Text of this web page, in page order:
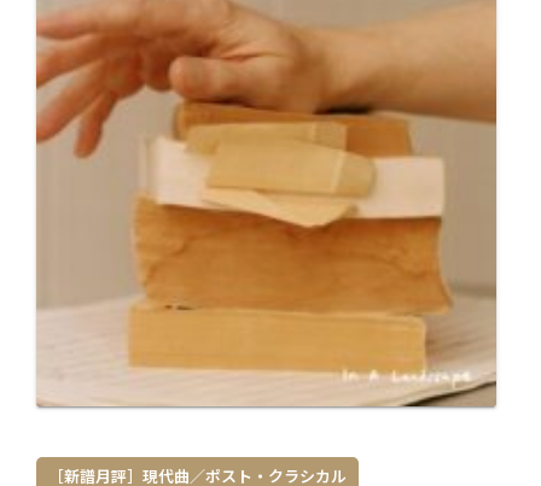
［新譜月評］現代曲／ポスト・クラシカル